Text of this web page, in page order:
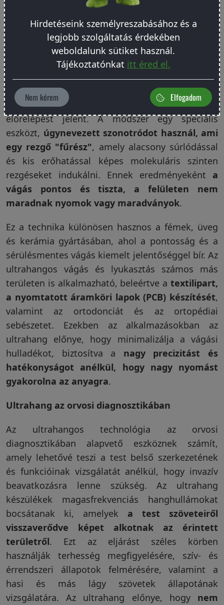
megbízhatóság kulcsfontosságú.
Ultrahangos vágás és lyukasztás
Az ultrahang technológia nem csak a hegesztés
terén nyújt innovatív megoldásokat, hanem a
precíziós vágás és lyukasztás területén is jelentős
előrelépést jelent. A módszer egy speciális
eszközt, úgynevezett szonotródot használ, ami
egy rezgő "fűrész", amely alacsony súrlódással
és kis erőhatással képes molekuláris szinten
rezgéseket indukálni. Ennek eredményeként a
vágás pontos és tiszta, a felületen nem
maradnak nyomok vagy maradványok.
Ez a technika különösen hasznos a fémek, üveg
és kerámia gyártásában, ahol a pontosság és a
sérülésmentes vágás kiemelt jelentőséggel bír. Az
ultrahangos vágás és lyukasztás számos más
területen is alkalmazható, beleértve a textilipart,
a nyomtatott áramköri lapok (PCB) készítését,
valamint az ortodonciát és az ortopédiai
sebészetet. Ezekben az alkalmazásokban az
ultrahang előnye, hogy minimalizálja a vágási
hulladékot, biztosítva a nagy precizitást és
hatékonyságot anélkül, hogy nagy nyomást
gyakorolna az anyagra.
Ultrahang az orvosi diagnosztikában
Az ultrahangos technológia az orvosi
diagnosztikában alapvető eszköznek számít,
amely lehetővé teszi a test belső szerkezetének
és funkcióinak vizsgálatát anélkül, hogy invazív
beavatkozásra lenne szükség. Az ultrahang
készülékek magasfrekvenciás hanghullámokat
bocsátanak ki, amelyek a test szöveteiről
visszaverődve képet alkotnak az érintett
területről. Ezt az eljárást széles körben
használják terhesség megfigyelésére, szív- és
érrendszeri állapotok felmérésére, valamint a
hasi és más lágy szövetek állapotának
vizsgálatára. Az ultrahang előnye, hogy nem
Hirdetéseink személyreszabásához és a
legjobb szolgáltatás érdekében
weboldalunk sütiket használ.
Tájékoztatónkat itt éred el.
Nem kérem Elfogadom